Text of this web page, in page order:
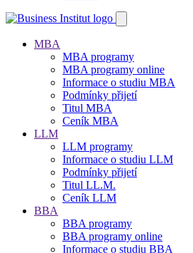
MBA
MBA programy
MBA programy online
Informace o studiu MBA
Podmínky přijetí
Titul MBA
Ceník MBA
LLM
LLM programy
Informace o studiu LLM
Podmínky přijetí
Titul LL.M.
Ceník LLM
BBA
BBA programy
BBA programy online
Informace o studiu BBA